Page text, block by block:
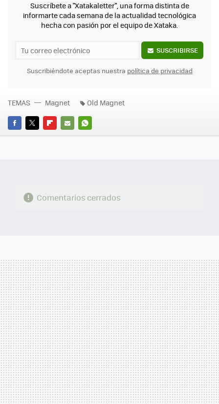
Suscríbete a "Xatakaletter", una forma distinta de
informarte cada semana de la actualidad tecnológica
hecha con pasión por el equipo de Xataka.
SUSCRIBIRSE
Suscribiéndote aceptas nuestra política de privacidad
FACEBOOK
TWITTERFLIPBOARD
E-
WHATSAPP
TEMAS Magnet Old Magnet
Comentarios cerrados